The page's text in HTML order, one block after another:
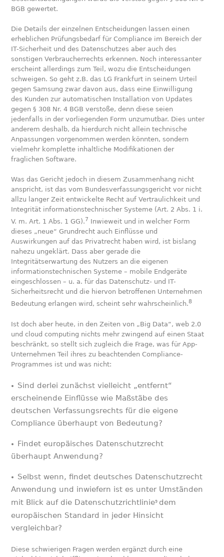
BGB gewertet.
Die Details der einzelnen Entscheidungen lassen einen
erheblichen Prüfungsbedarf für Compliance im Bereich der
IT-Sicherheit und des Datenschutzes aber auch des
sonstigen Verbraucherrechts erkennen. Noch interessanter
erscheint allerdings zum Teil, wozu die Entscheidungen
schweigen. So geht z.B. das LG Frankfurt in seinem Urteil
gegen Samsung zwar davon aus, dass eine Einwilligung
des Kunden zur automatischen Installation von Updates
gegen § 308 Nr. 4 BGB verstoße, denn diese seien
jedenfalls in der vorliegenden Form unzumutbar. Dies unter
anderem deshalb, da hierdurch nicht allein technische
Anpassungen vorgenommen werden könnten, sondern
vielmehr komplette inhaltliche Modifikationen der
fraglichen Software.
Was das Gericht jedoch in diesem Zusammenhang nicht
anspricht, ist das vom Bundesverfassungsgericht vor nicht
allzu langer Zeit entwickelte Recht auf Vertraulichkeit und
Integrität informationstechnischer Systeme (Art. 2 Abs. 1 i.
V. m. Art. 1 Abs. 1 GG).7 Inwieweit und in welcher Form
dieses „neue“ Grundrecht auch Einflüsse und
Auswirkungen auf das Privatrecht haben wird, ist bislang
nahezu ungeklärt. Dass aber gerade die
Integritätserwartung des Nutzers an die eigenen
informationstechnischen Systeme – mobile Endgeräte
eingeschlossen – u. a. für das Datenschutz- und IT-
Sicherheitsrecht und die hiervon betroffenen Unternehmen
Bedeutung erlangen wird, scheint sehr wahrscheinlich.8
Ist doch aber heute, in den Zeiten von „Big Data“, web 2.0
und cloud computing nichts mehr zwingend auf einen Staat
beschränkt, so stellt sich zugleich die Frage, was für App-
Unternehmen Teil ihres zu beachtenden Compliance-
Programmes ist und was nicht:
Sind derlei zunächst vielleicht „entfernt“
erscheinende Einflüsse wie Maßstäbe des
deutschen Verfassungsrechts für die eigene
Compliance überhaupt von Bedeutung?
Findet europäisches Datenschutzrecht
überhaupt Anwendung?
Selbst wenn, findet deutsches Datenschutzrecht
Anwendung und inwiefern ist es unter Umständen
mit Blick auf die Datenschutzrichtlinie9 dem
europäischen Standard in jeder Hinsicht
vergleichbar?
Diese schwierigen Fragen werden ergänzt durch eine